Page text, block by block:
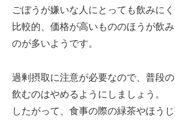
ごぼうが嫌いな人にとっても飲みにく
比較的、価格が高いもののほうが飲
のが多いようです。
過剰摂取に注意が必要なので、普段
飲むのはやめるようにしましょう。
したがって、食事の際の緑茶やほう